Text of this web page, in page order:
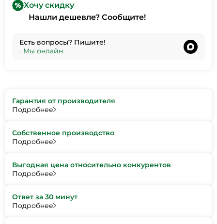
Хочу скидку
Нашли дешевле? Сообщите!
Есть вопросы? Пишите!
• Мы онлайн
Гарантия от производителя
Подробнее
Собственное производство
Подробнее
Выгодная цена относительно конкурентов
Подробнее
Ответ за 30 минут
Подробнее